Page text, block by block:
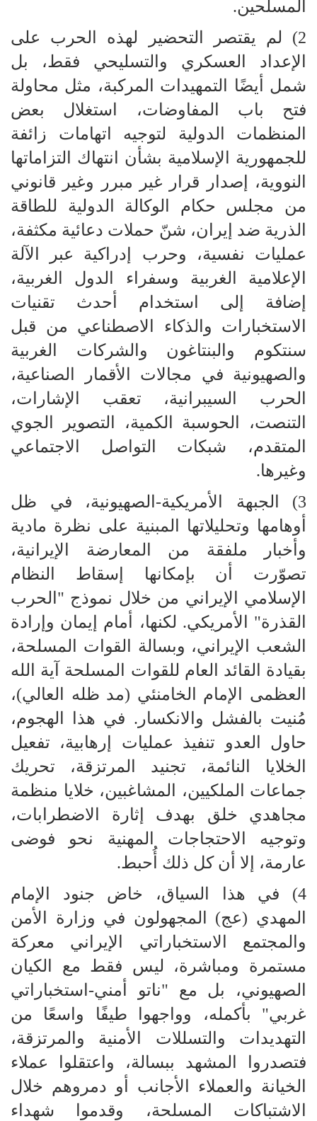
المسلحين.
2) لم يقتصر التحضير لهذه الحرب على
الإعداد العسكري والتسليحي فقط، بل
شمل أيضًا التمهيدات المركبة، مثل محاولة
فتح باب المفاوضات، استغلال بعض
المنظمات الدولية لتوجيه اتهامات زائفة
للجمهورية الإسلامية بشأن انتهاك التزاماتها
النووية، إصدار قرار غير مبرر وغير قانوني
من مجلس حكام الوكالة الدولية للطاقة
الذرية ضد إيران، شنّ حملات دعائية مكثفة،
عمليات نفسية، وحرب إدراكية عبر الآلة
الإعلامية الغربية وسفراء الدول الغربية،
إضافة إلى استخدام أحدث تقنيات
الاستخبارات والذكاء الاصطناعي من قبل
سنتكوم والبنتاغون والشركات الغربية
والصهيونية في مجالات الأقمار الصناعية،
الحرب السيبرانية، تعقب الإشارات،
التنصت، الحوسبة الكمية، التصوير الجوي
المتقدم، شبكات التواصل الاجتماعي
وغيرها.
3) الجبهة الأمريكية-الصهيونية، في ظل
أوهامها وتحليلاتها المبنية على نظرة مادية
وأخبار ملفقة من المعارضة الإيرانية،
تصوّرت أن بإمكانها إسقاط النظام
الإسلامي الإيراني من خلال نموذج "الحرب
القذرة" الأمريكي. لكنها، أمام إيمان وإرادة
الشعب الإيراني، وبسالة القوات المسلحة،
بقيادة القائد العام للقوات المسلحة آية الله
العظمى الإمام الخامنئي (مد ظله العالي)،
مُنيت بالفشل والانكسار. في هذا الهجوم،
حاول العدو تنفيذ عمليات إرهابية، تفعيل
الخلايا النائمة، تجنيد المرتزقة، تحريك
جماعات الملكيين، المشاغبين، خلايا منظمة
مجاهدي خلق بهدف إثارة الاضطرابات،
وتوجيه الاحتجاجات المهنية نحو فوضى
عارمة، إلا أن كل ذلك أُحبط.
4) في هذا السياق، خاض جنود الإمام
المهدي (عج) المجهولون في وزارة الأمن
والمجتمع الاستخباراتي الإيراني معركة
مستمرة ومباشرة، ليس فقط مع الكيان
الصهيوني، بل مع "ناتو أمني-استخباراتي
غربي" بأكمله، وواجهوا طيفًا واسعًا من
التهديدات والتسللات الأمنية والمرتزقة،
فتصدروا المشهد ببسالة، واعتقلوا عملاء
الخيانة والعملاء الأجانب أو دمروهم خلال
الاشتباكات المسلحة، وقدموا شهداء